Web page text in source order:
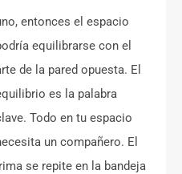
entonces el espacio
equilibrarse con el
de la pared opuesta. El
es la palabra
Todo en tu espacio
un compañero. El
se repite en la bandeja